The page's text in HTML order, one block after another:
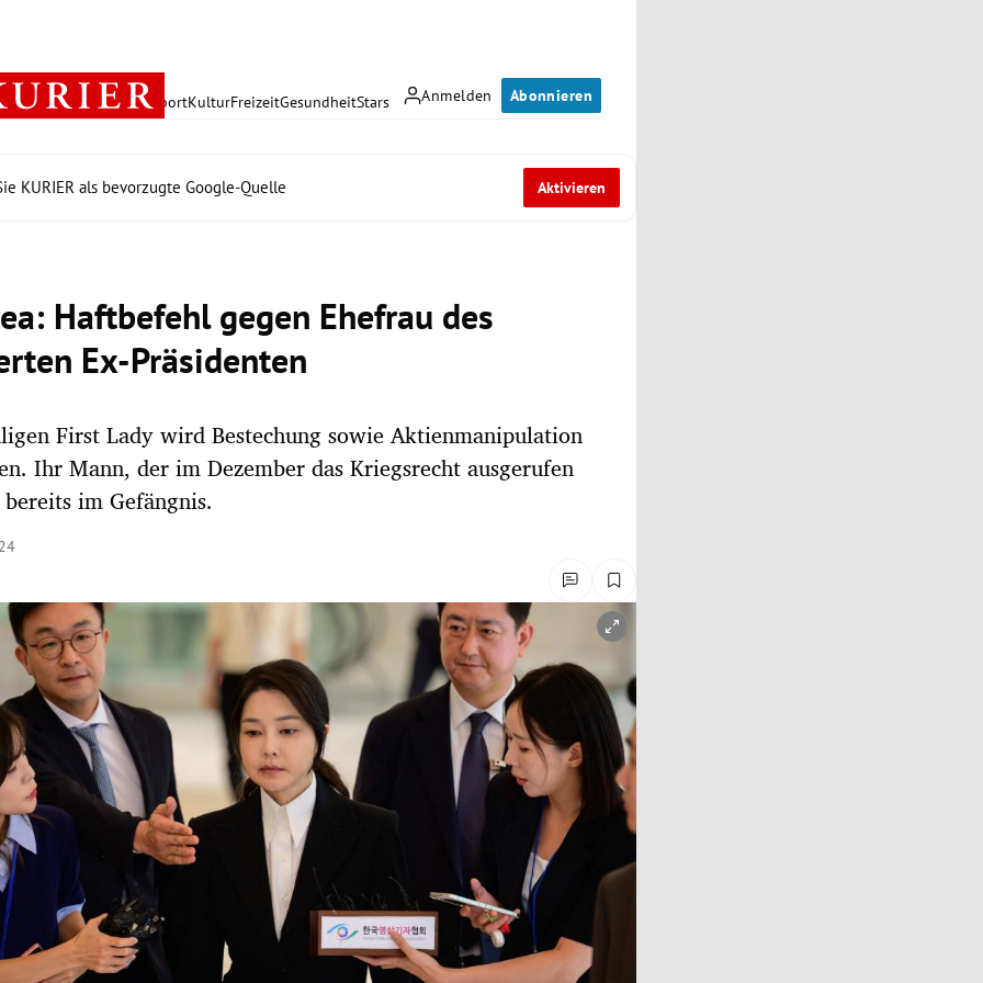
Anmelden Abonnieren
PolitikWirtschaft SportKulturFreizeitGesundheitStars
KURIER als bevorzugte Google-Quelle Aktivieren
Haftbefehl gegen Ehefrau des
Ex-Präsidenten
First Lady wird Bestechung sowie Aktienmanipulation
Ihr Mann, der im Dezember das Kriegsrecht ausgerufen
im Gefängnis.
öffnen/schließen